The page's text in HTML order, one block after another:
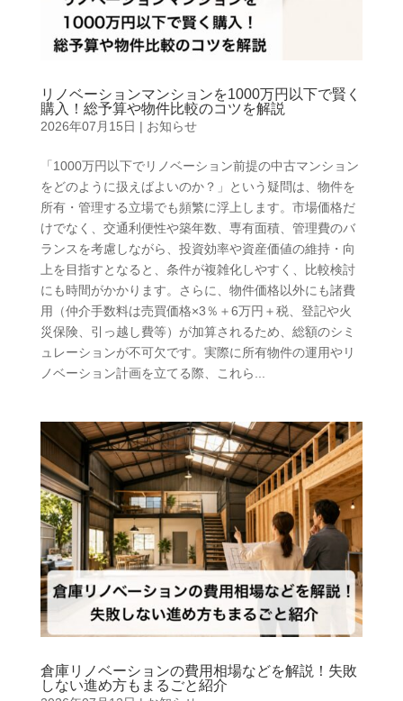
リノベーションマンションを1000万円以下で賢く
購入！総予算や物件比較のコツを解説
2026年07月15日 | お知らせ
「1000万円以下でリノベーション前提の中古マンション
をどのように扱えばよいのか？」という疑問は、物件を
所有・管理する立場でも頻繁に浮上します。市場価格だ
けでなく、交通利便性や築年数、専有面積、管理費のバ
ランスを考慮しながら、投資効率や資産価値の維持・向
上を目指すとなると、条件が複雑化しやすく、比較検討
にも時間がかかります。さらに、物件価格以外にも諸費
用（仲介手数料は売買価格×3％＋6万円＋税、登記や火
災保険、引っ越し費等）が加算されるため、総額のシミ
ュレーションが不可欠です。実際に所有物件の運用やリ
ノベーション計画を立てる際、これら...
倉庫リノベーションの費用相場などを解説！失敗
しない進め方もまるごと紹介